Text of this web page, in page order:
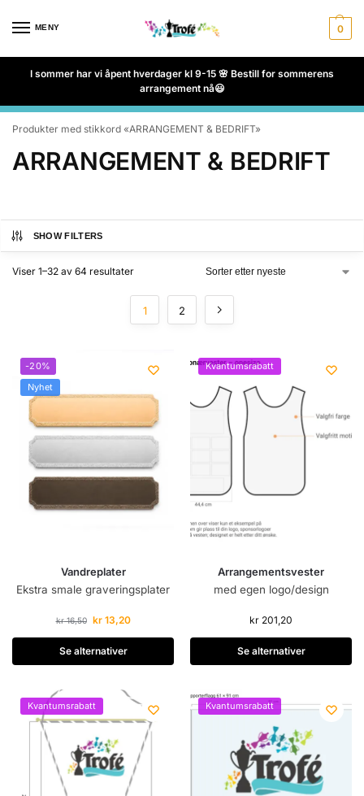
MENY 0
I sommer har vi åpent hverdager kl 9-15 🌸 Bestill for sommerens
arrangement nå😃
Produkter med stikkord «ARRANGEMENT & BEDRIFT»
ARRANGEMENT & BEDRIFT
SHOW FILTERS
Viser 1–32 av 64 resultater
1 2
-20%
Nyhet
Vandreplater
Ekstra smale graveringsplater
kr16,50 kr13,20
Se alternativer
Kvantumsrabatt
Arrangementsvester
med egen logo/design
kr 201,20
Se alternativer
Kvantumsrabatt Kvantumsrabatt